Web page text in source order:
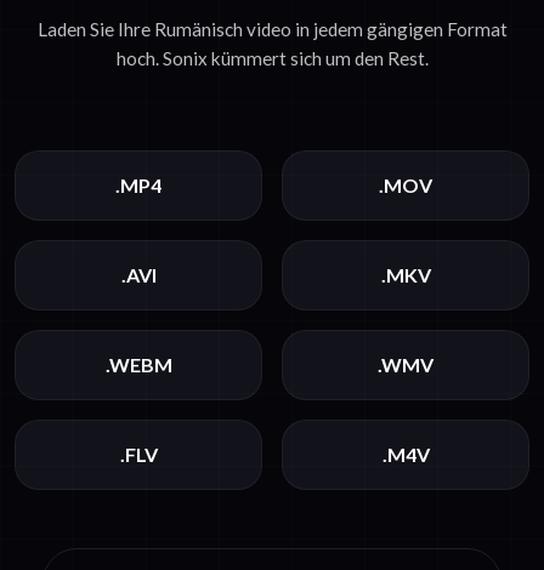
Laden Sie Ihre Rumänisch video in jedem gängigen Format
hoch. Sonix kümmert sich um den Rest.
.MP4 .MOV
.AVI .MKV
.WEBM .WMV
.FLV .M4V